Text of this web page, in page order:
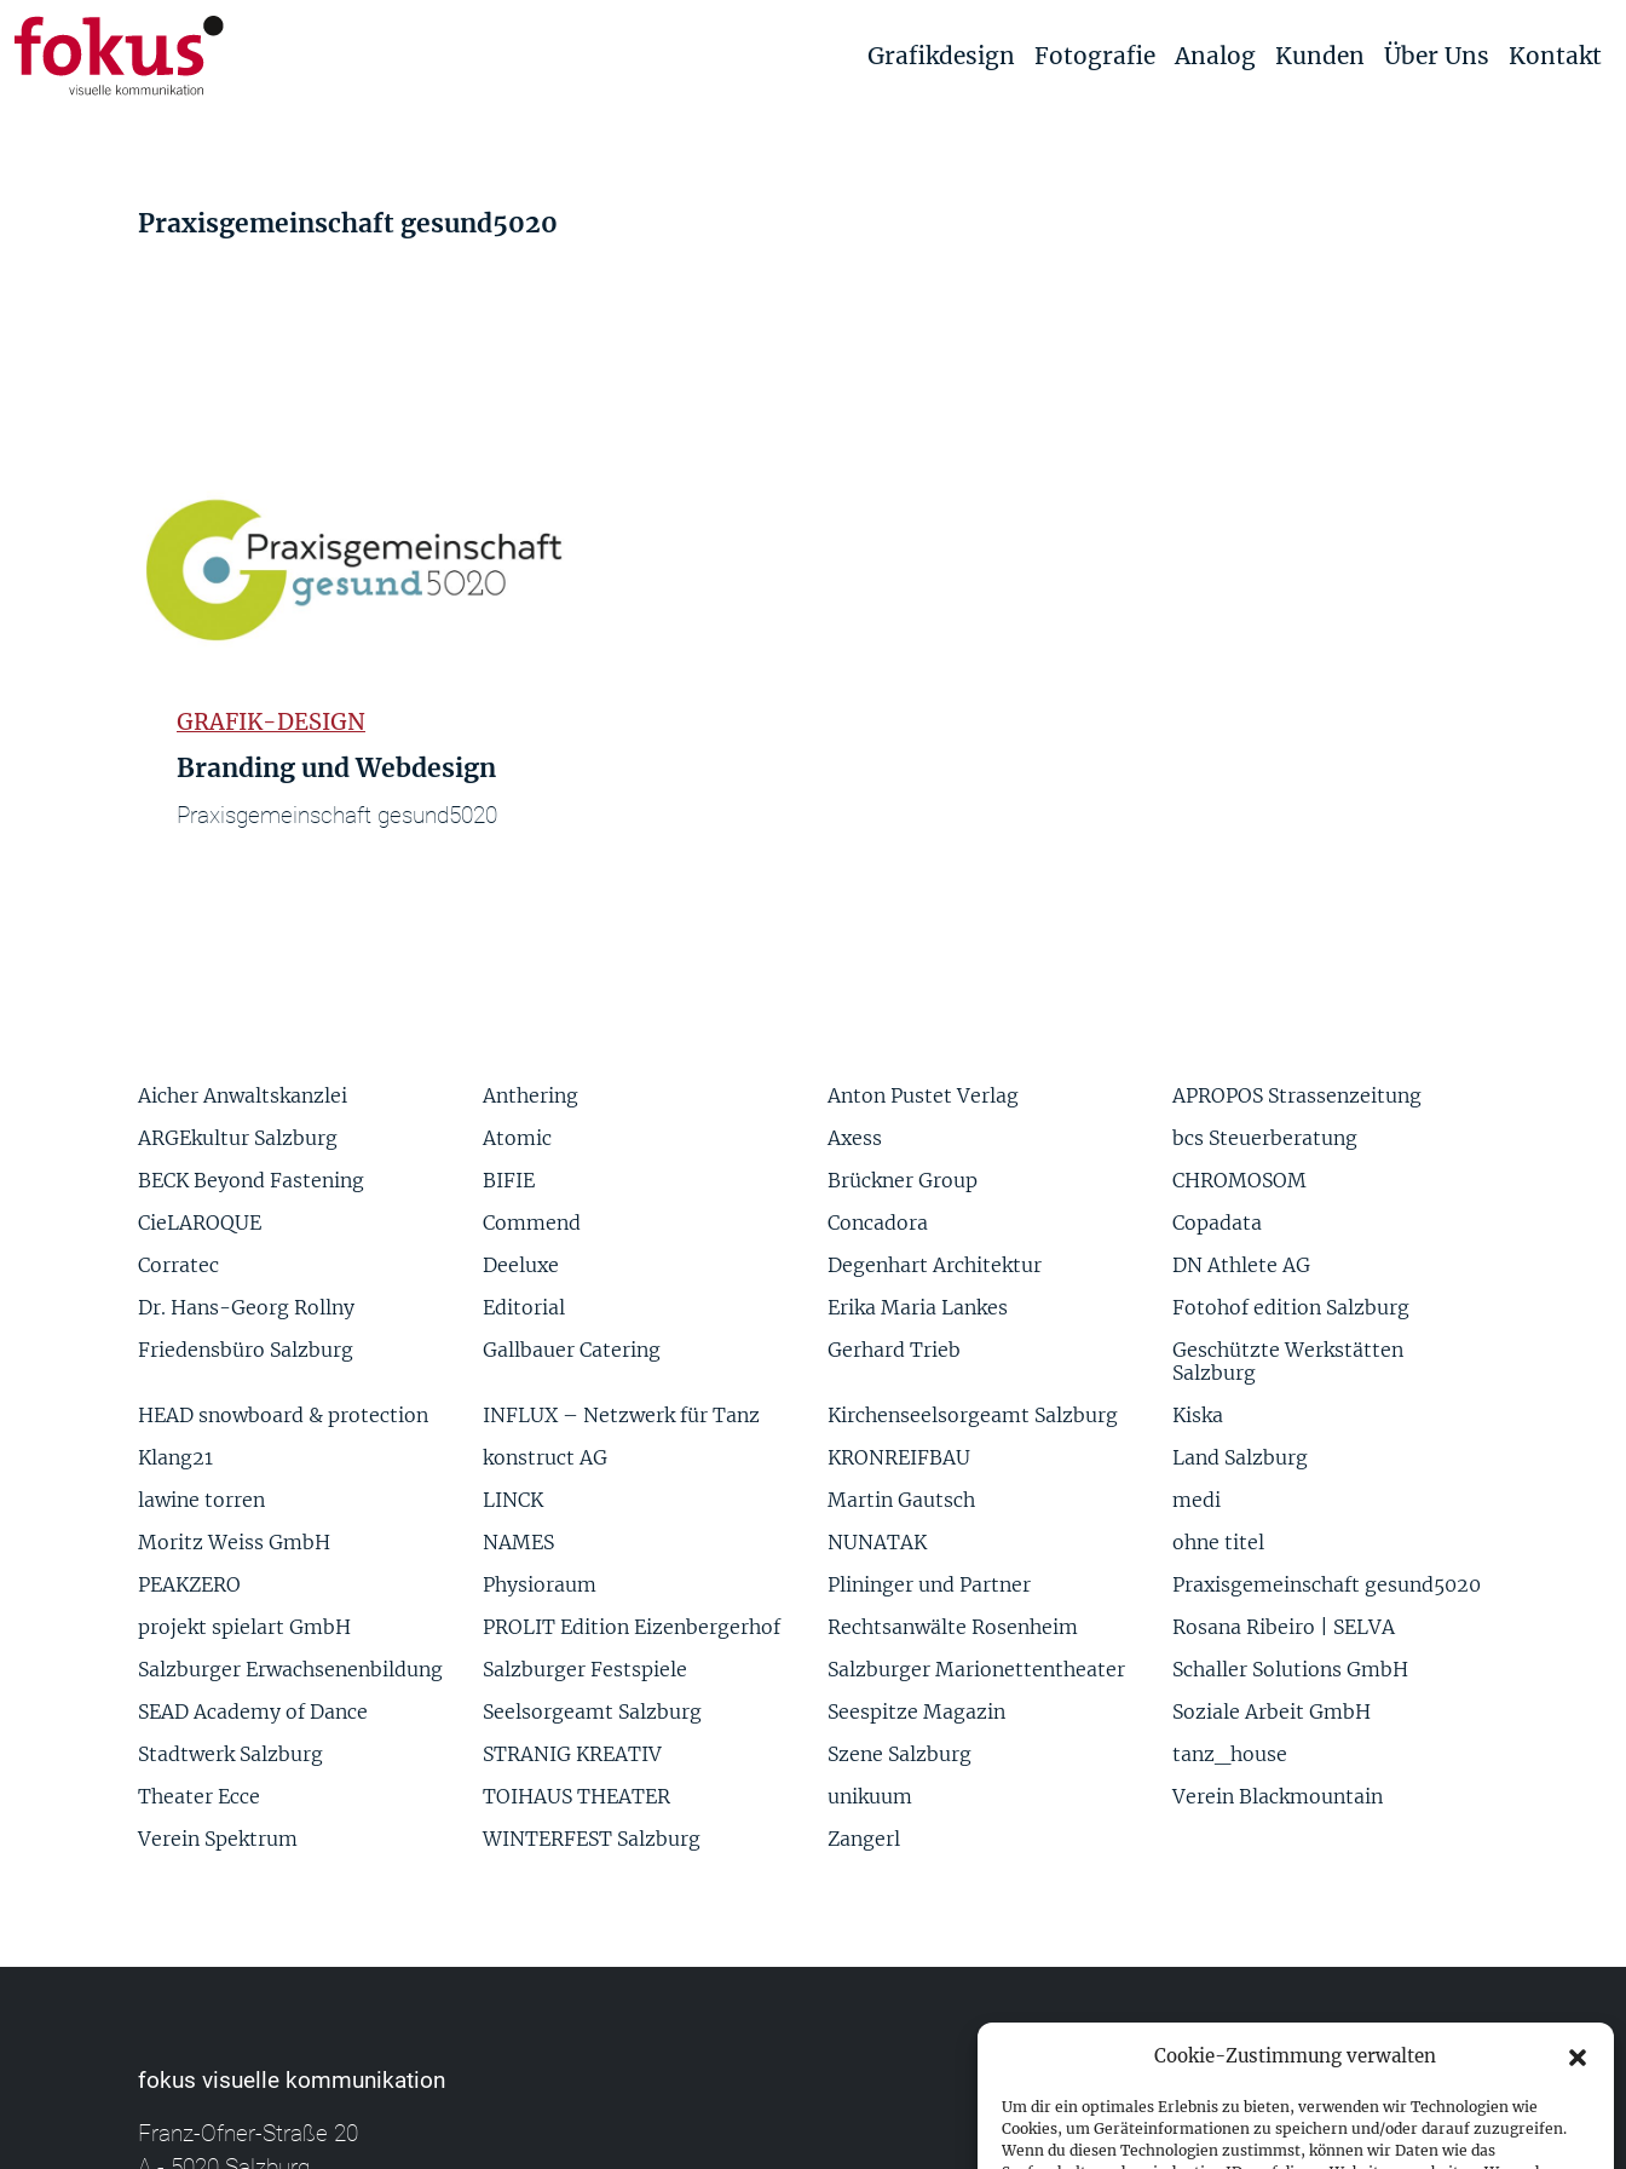
Cookie-Zustimmung verwalten
Um dir ein optimales Erlebnis zu bieten, verwenden wir Technologien wie
Cookies, um Geräteinformationen zu speichern und/oder darauf zuzugreifen.
Wenn du diesen Technologien zustimmst, können wir Daten wie das
Grafikdesign Fotografie Analog Kunden Über Uns Kontakt
Praxisgemeinschaft gesund5020
GRAFIK-DESIGN
Branding und Webdesign
Praxisgemeinschaft gesund5020
Aicher Anwaltskanzlei Anthering Anton Pustet Verlag
APROPOS Strassenzeitung
ARGEkultur Salzburg
Atomic Axess
bcs Steuerberatung
BECK Beyond Fastening
BIFIE Brückner Group
CHROMOSOM
CieLAROQUE
Commend Concadora
Copadata
Corratec
Deeluxe Degenhart Architektur
DN Athlete AG
Dr. Hans-Georg Rollny
Editorial Erika Maria Lankes
Fotohof edition Salzburg
Friedensbüro Salzburg
Gallbauer Catering Gerhard Trieb
Geschützte Werkstätten
Salzburg
HEAD snowboard & protection
INFLUX – Netzwerk für Tanz Kirchenseelsorgeamt Salzburg
Kiska
Klang21
konstruct AG KRONREIFBAU
Land Salzburg
lawine torren
LINCK Martin Gautsch
medi
Moritz Weiss GmbH
NAMES NUNATAK
ohne titel
PEAKZERO
Physioraum Plininger und Partner
Praxisgemeinschaft gesund5020
projekt spielart GmbH
PROLIT Edition Eizenbergerhof Rechtsanwälte Rosenheim
Rosana Ribeiro | SELVA
Salzburger Erwachsenenbildung
Salzburger Festspiele Salzburger Marionettentheater
Schaller Solutions GmbH
SEAD Academy of Dance
Seelsorgeamt Salzburg Seespitze Magazin
Soziale Arbeit GmbH
Stadtwerk Salzburg
STRANIG KREATIV Szene Salzburg
tanz_house
Theater Ecce
TOIHAUS THEATER unikuum
Verein Blackmountain
Verein Spektrum
WINTERFEST Salzburg Zangerl
fokus visuelle kommunikation
Franz-Ofner-Straße 20
Datenschutz
Cookie-Richtlinie (EU)